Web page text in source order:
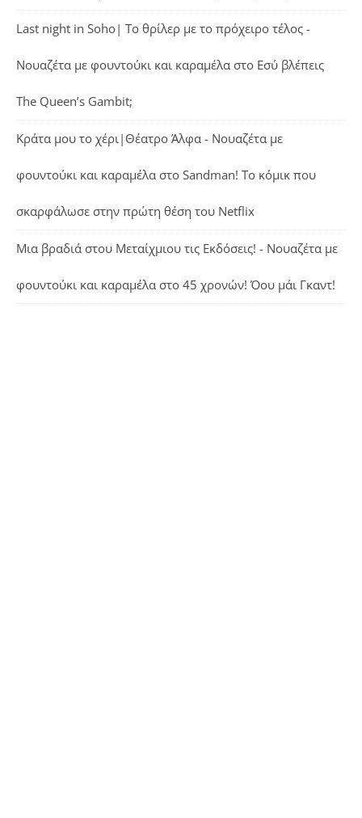
Last night in Soho| Το θρίλερ με το πρόχειρο τέλος -
Νουαζέτα με φουντούκι και καραμέλα στο Εσύ βλέπεις
The Queen’s Gambit;
Κράτα μου το χέρι|Θέατρο Άλφα - Νουαζέτα με
φουντούκι και καραμέλα στο Sandman! Το κόμικ που
σκαρφάλωσε στην πρώτη θέση του Netflix
Μια βραδιά στου Μεταίχμιου τις Εκδόσεις! - Νουαζέτα με
φουντούκι και καραμέλα στο 45 χρονών! Όου μάι Γκαντ!